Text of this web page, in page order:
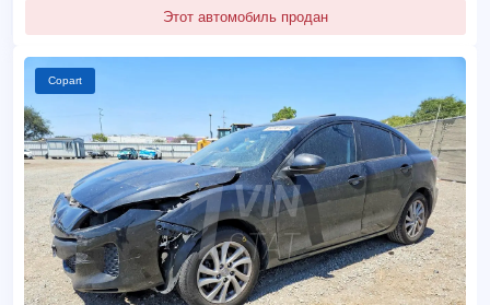
Этот автомобиль продан
Copart